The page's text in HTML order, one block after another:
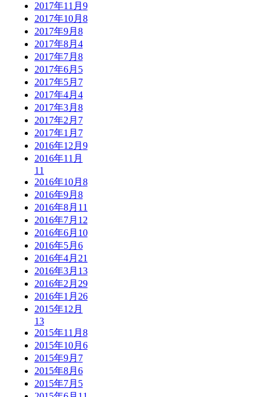
2017年11月 9
2017年10月 8
2017年9月 8
2017年8月 4
2017年7月 8
2017年6月 5
2017年5月 7
2017年4月 4
2017年3月 8
2017年2月 7
2017年1月 7
2016年12月 9
2016年11月
11
2016年10月 8
2016年9月 8
2016年8月 11
2016年7月 12
2016年6月 10
2016年5月 6
2016年4月 21
2016年3月 13
2016年2月 29
2016年1月 26
2015年12月
13
2015年11月 8
2015年10月 6
2015年9月 7
2015年8月 6
2015年7月 5